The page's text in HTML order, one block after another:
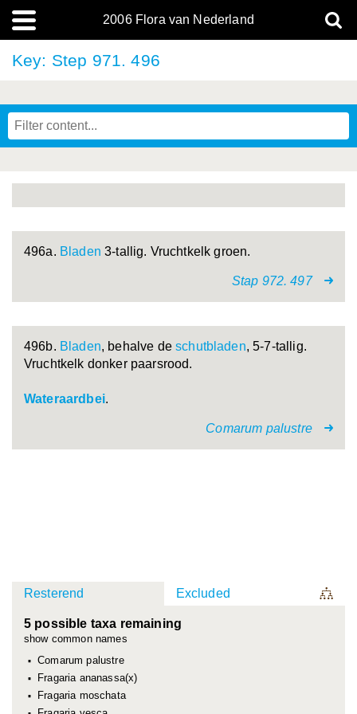
2006 Flora van Nederland
Key: Step 971. 496
496a. Bladen 3-tallig. Vruchtkelk groen.
Stap 972. 497
496b. Bladen, behalve deschutbladen, 5-7-tallig.
Vruchtkelk donker paarsrood.
Wateraardbei.
Comarum palustre
Resterend Excluded
5 possible taxa remaining
show common names
Comarum palustre
Fragaria ananassa(x)
Fragaria moschata